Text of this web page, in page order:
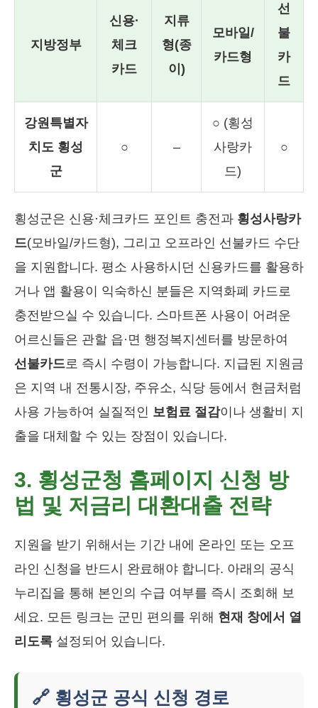
지방정부
신용·
체크
카드
지류
형(종
이)
모바일/
카드형
선
불
카
드
강원특별자
치도 횡성
군
○ –
○ (횡성
사랑카
드)
○
횡성군은 신용·체크카드 포인트 충전과 횡성사랑카
드(모바일/카드형), 그리고 오프라인 선불카드 수단
을 지원합니다. 평소 사용하시던 신용카드를 활용하
거나 앱 활용이 익숙하신 분들은 지역화폐 카드로
충전받으실 수 있습니다. 스마트폰 사용이 어려운
어르신들은 관할 읍·면 행정복지센터를 방문하여
선불카드로 즉시 수령이 가능합니다. 지급된 지원금
은 지역 내 전통시장, 주유소, 식당 등에서 현금처럼
사용 가능하여 실질적인 보험료 절감이나 생활비 지
출을 대체할 수 있는 장점이 있습니다.
3. 횡성군청 홈페이지 신청 방
법 및 저금리 대환대출 전략
지원을 받기 위해서는 기간 내에 온라인 또는 오프
라인 신청을 반드시 완료해야 합니다. 아래의 공식
누리집을 통해 본인의 수급 여부를 즉시 조회해 보
세요. 모든 링크는 군민 편의를 위해 현재 창에서 열
리도록 설정되어 있습니다.
🔗 횡성군 공식 신청 경로